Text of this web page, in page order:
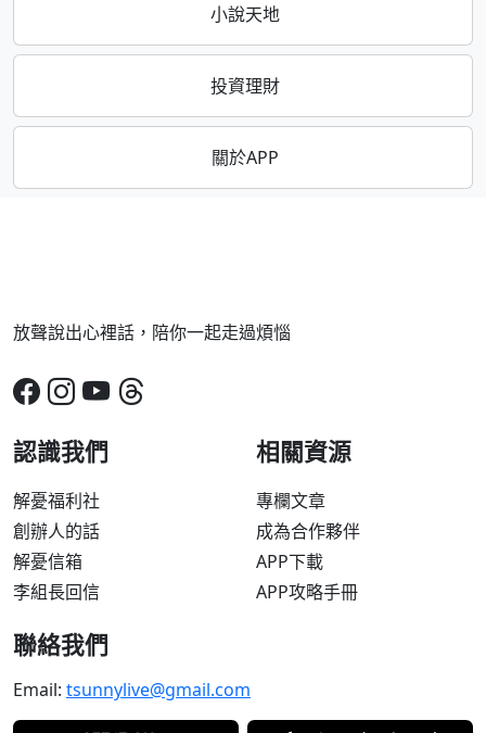
小說天地
投資理財
關於APP
放聲說出心裡話，陪你一起走過煩惱
認識我們
解憂福利社
創辦人的話
解憂信箱
李組長回信
相關資源
專欄文章
成為合作夥伴
APP下載
APP攻略手冊
聯絡我們
Email: tsunnylive@gmail.com